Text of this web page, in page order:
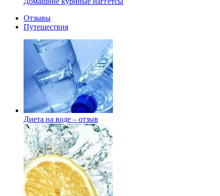
Отзывы
Путешествия
Диета на воде – отзыв